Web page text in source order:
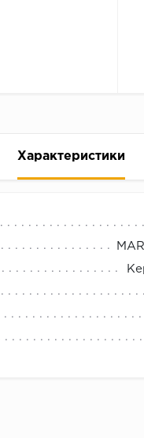
Характеристики
деньгами
Срок